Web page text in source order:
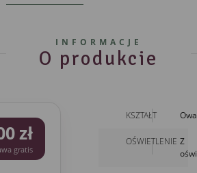
INFORMACJE
O produkcie
zł
gratis
KSZTAŁT
OŚWIETLENIE Z